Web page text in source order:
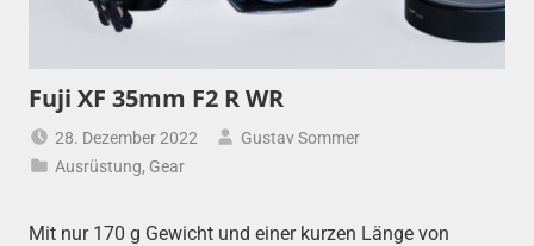
Fuji XF 35mm F2 R WR
28. Dezember 2022
Gustav Sommer
Ausrüstung, Gear
Mit nur 170 g Gewicht und einer kurzen Länge von